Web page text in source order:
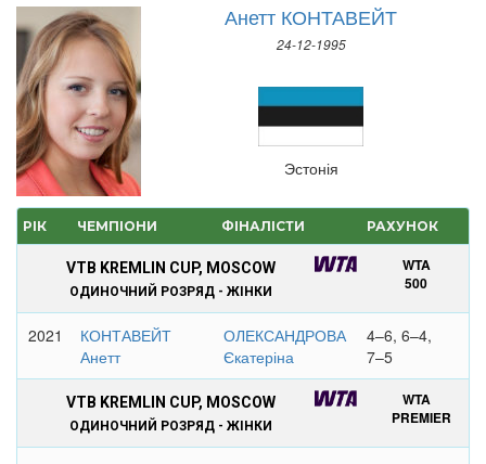
Анетт КОНТАВЕЙТ
24-12-1995
Эстонія
РІК ЧЕМПІОНИ ФІНАЛІСТИ РАХУНОК
VTB KREMLIN CUP, MOSCOW
ОДИНОЧНИЙ РОЗРЯД - ЖІНКИ
WTA
500
2021
КОНТАВЕЙТ
Анетт
ОЛЕКСАНДРОВА
Єкатеріна
4–6, 6–4,
7–5
VTB KREMLIN CUP, MOSCOW
ОДИНОЧНИЙ РОЗРЯД - ЖІНКИ
WTA
PREMIER